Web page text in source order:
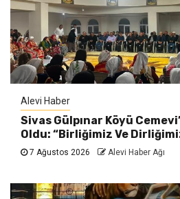
Alevi Haber
Sivas Gülpınar Köyü
Oldu: “Birliğimiz Ve
7 Ağustos 2026 Alevi Haber Ağı